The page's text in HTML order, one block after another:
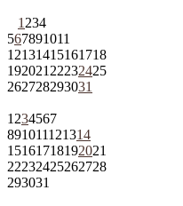
1 234
567891011
12131415161718
192021 22232425
262728293031
1 234567
891011121314
15161718192021
22232425262728
293031